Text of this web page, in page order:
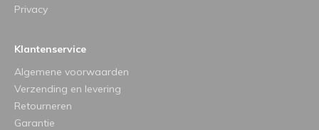
Privacy
Klantenservice
Algemene voorwaarden
Verzending en levering
Retourneren
Garantie